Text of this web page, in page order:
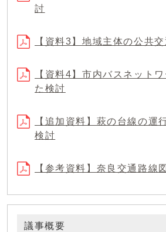
討
【資料3】地域主体の公共
【資料4】市内バスネット
た検討
【追加資料】萩の台線の運
検討
【参考資料】奈良交通路線図
議事概要